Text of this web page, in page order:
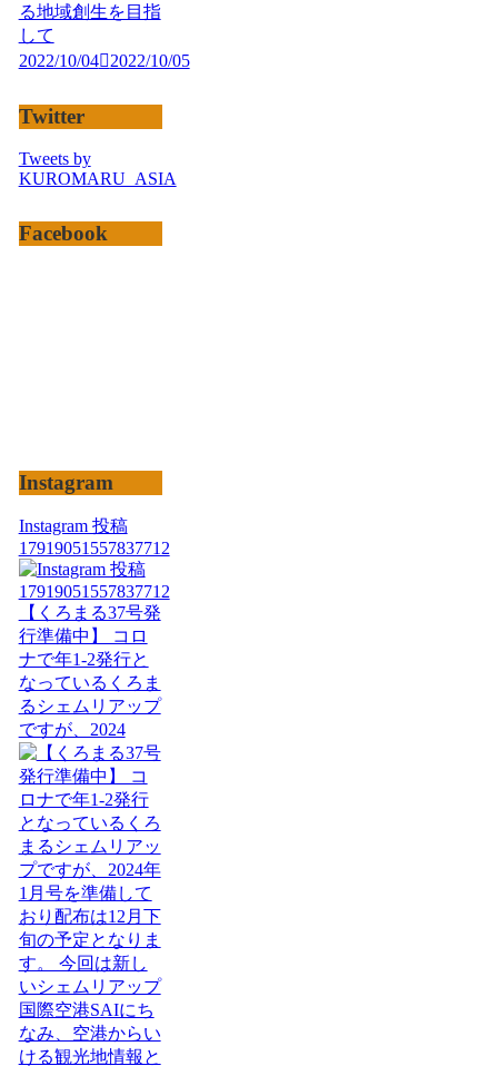
る地域創生を目指
して
2022/10/04
2022/10/05
Twitter
Tweets by
KUROMARU_ASIA
Facebook
Instagram
Instagram 投稿
17919051557837712
【くろまる37号発
行準備中】 コロ
ナで年1-2発行と
なっているくろま
るシェムリアップ
ですが、2024